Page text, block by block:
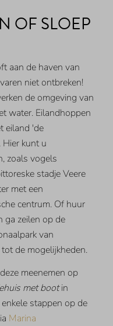
OF SLOEP
aan de haven van
niet ontbreken!
de omgeving van
water. Eilandhoppen
eiland 'de
Hier kunt u
zoals vogels
stadje Veere
met een
centrum. Of huur
ga zeilen op de
van
de mogelijkheden.
meenemen op
met bootin
stappen op de
Marina